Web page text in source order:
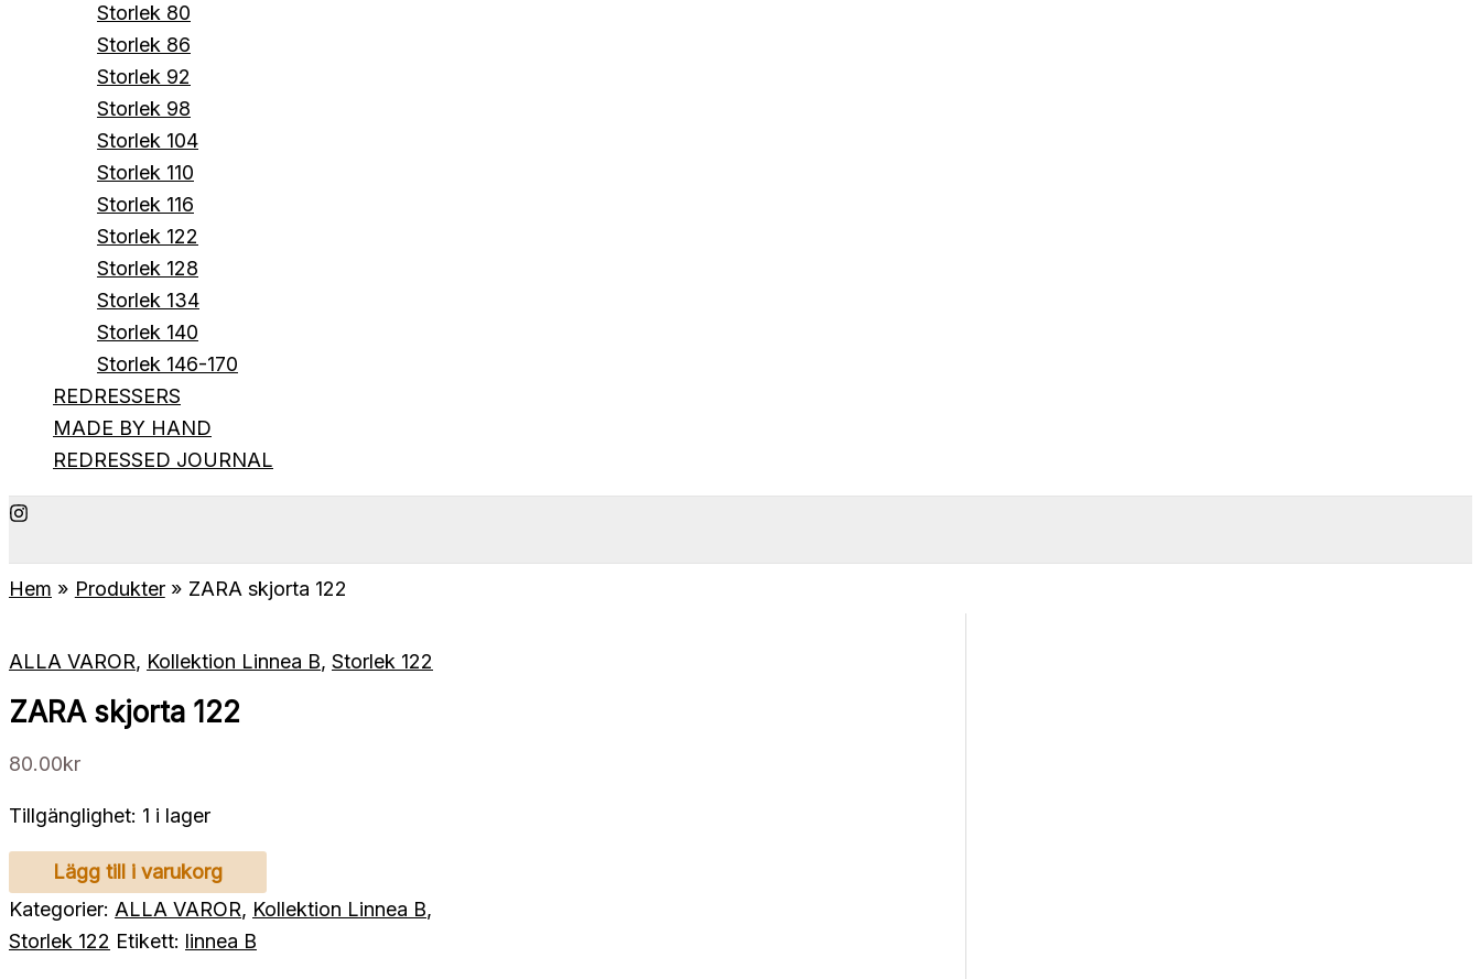
Storlek 80
Storlek 86
Storlek 92
Storlek 98
Storlek 104
Storlek 110
Storlek 116
Storlek 122
Storlek 128
Storlek 134
Storlek 140
Storlek 146-170
REDRESSERS
MADE BY HAND
REDRESSED JOURNAL
Hem Produkter ZARA skjorta 122
ALLA VAROR, Kollektion Linnea B, Storlek 122
ZARA skjorta 122
80.00kr
Tillgänglighet: 1 i lager
ZARA
skjorta
122
Lägg till i varukorg
Kategorier: ALLA VAROR, Kollektion Linnea B,
Storlek 122 Etikett: linnea B